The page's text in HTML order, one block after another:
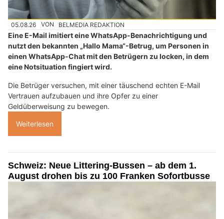
05.08.26 VON BELMEDIA REDAKTION
Eine E-Mail imitiert eine WhatsApp-Benachrichtigung und
nutzt den bekannten „Hallo Mama“-Betrug, um Personen in
einen WhatsApp-Chat mit den Betrügern zu locken, in dem
eine Notsituation fingiert wird.
Die Betrüger versuchen, mit einer täuschend echten E-Mail
Vertrauen aufzubauen und ihre Opfer zu einer
Geldüberweisung zu bewegen.
Weiterlesen
Schweiz: Neue Littering-Bussen – ab dem 1.
August drohen bis zu 100 Franken Sofortbusse